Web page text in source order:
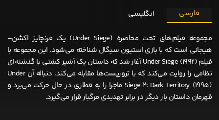
فارسی انگلیسی
مجموعه فیلم‌های تحت محاصره (Under Siege) یک فرنچایز اکشن–
هیجانی است که با بازی استیون سیگال شناخته می‌شود. این مجموعه با
فیلم Under Siege (1992) آغاز شد که داستان یک آشپز کشتی با گذشته‌ای
نظامی را روایت می‌کند که با تروریست‌ها مقابله می‌کند. دنباله آن Under
Siege 2: Dark Territory (1995) ماجرا را به قطاری در حال حرکت می‌برد و
قهرمان داستان بار دیگر در برابر تهدیدی مرگبار قرار می‌گیرد.